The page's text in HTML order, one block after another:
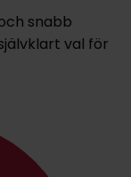
snabb
val för